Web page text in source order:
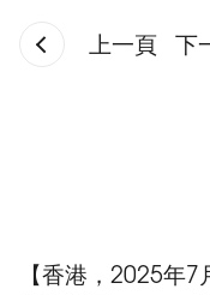
上一頁 下
【香港，2025年